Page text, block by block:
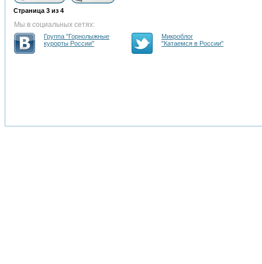
Страница 3 из 4
Мы в социальных сетях:
Группа "Горнолыжные
курорты России"
Микроблог
"Катаемся в России"